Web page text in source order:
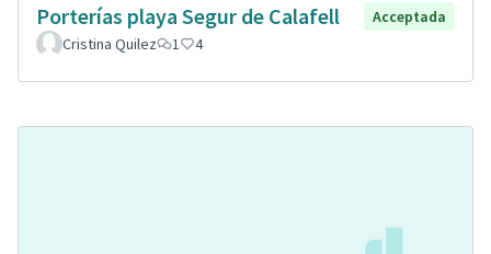
Porterías playa Segur de Calafell
Acceptada
Cristina Quilez
1 4